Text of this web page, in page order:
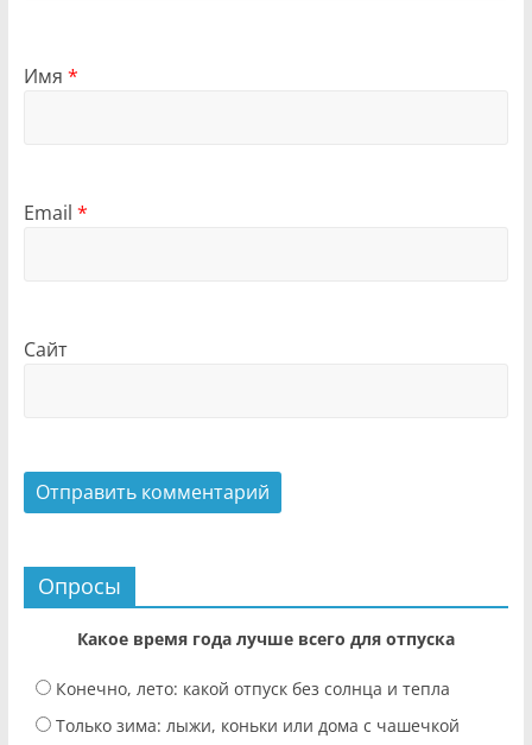
Имя *
Email *
Сайт
Опросы
Какое время года лучше всего для отпуска
Конечно, лето: какой отпуск без солнца и тепла
Только зима: лыжи, коньки или дома с чашечкой